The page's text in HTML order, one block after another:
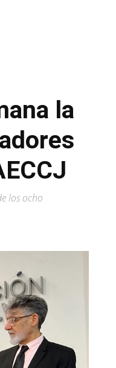
la
los ocho